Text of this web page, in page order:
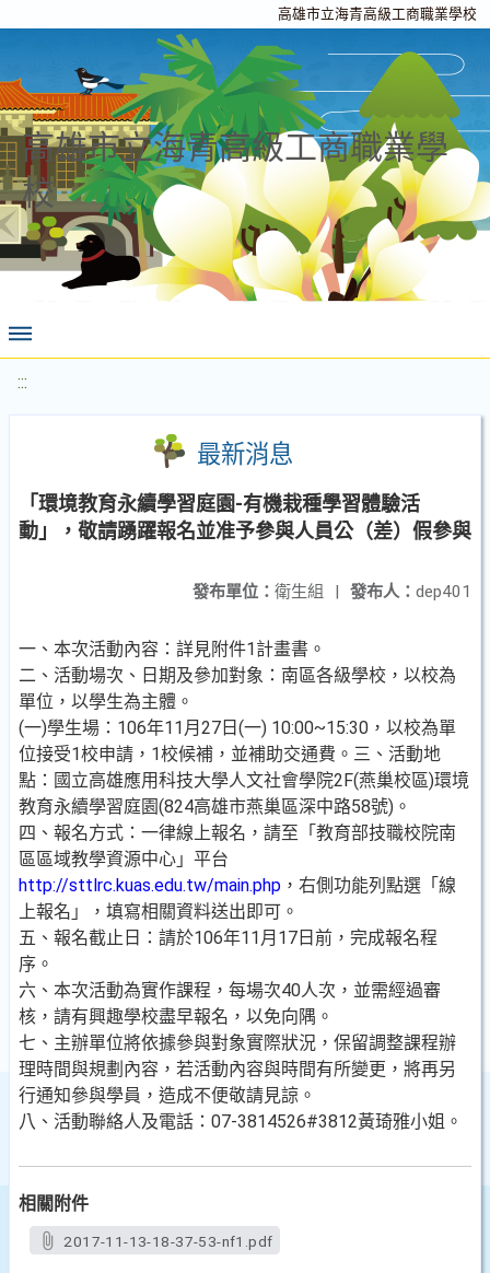
高雄市立海青高級工商職業學校
高雄市立海青高級工商職業學
校
:::
最新消息
「環境教育永續學習庭園-有機栽種學習體驗活
動」，敬請踴躍報名並准予參與人員公（差）假參與
發布人： dep401
發布單位： 衛生組 |
一、本次活動內容：詳見附件1計畫書。
二、活動場次、日期及參加對象：南區各級學校，以校為
單位，以學生為主體。
(一)學生場：106年11月27日(一) 10:00~15:30，以校為單
位接受1校申請，1校候補，並補助交通費。三、活動地
點：國立高雄應用科技大學人文社會學院2F(燕巢校區)環境
教育永續學習庭園(824高雄市燕巢區深中路58號)。
四、報名方式：一律線上報名，請至「教育部技職校院南
區區域教學資源中心」平台
http://sttlrc.kuas.edu.tw/main.php ，右側功能列點選「線
上報名」，填寫相關資料送出即可。
五、報名截止日：請於106年11月17日前，完成報名程
序。
六、本次活動為實作課程，每場次40人次，並需經過審
核，請有興趣學校盡早報名，以免向隅。
七、主辦單位將依據參與對象實際狀況，保留調整課程辦
理時間與規劃內容，若活動內容與時間有所變更，將再另
行通知參與學員，造成不便敬請見諒。
八、活動聯絡人及電話：07-3814526#3812黃琦雅小姐。
相關附件
2017-11-13-18-37-53-nf1.pdf